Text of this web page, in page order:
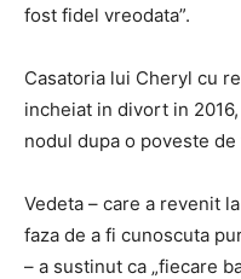
fost fidel vreodata”.
Casatoria lui Cheryl cu
incheiat in divort in
nodul dupa o poveste
Vedeta – care a revenit
faza de a fi cunoscuta
– a sustinut ca „fiecare